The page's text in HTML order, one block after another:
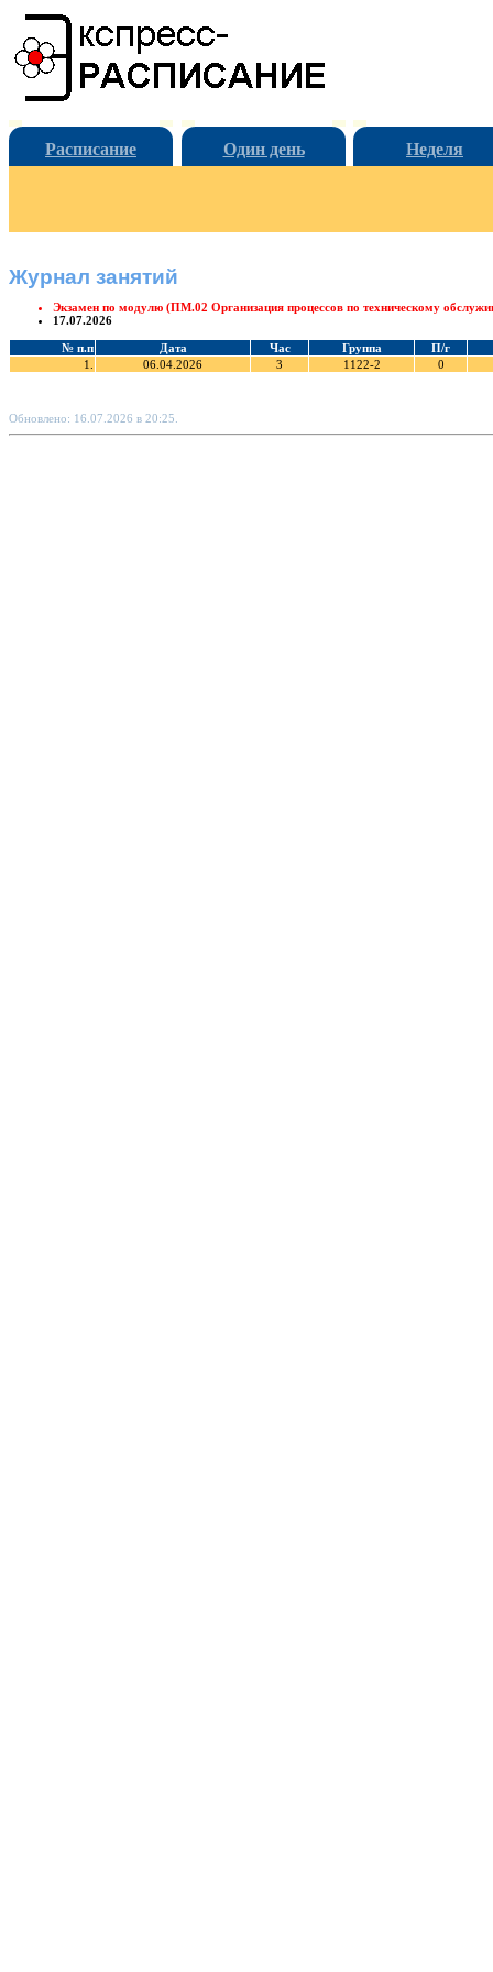
Расписание Один день Неделя
Журнал занятий
Экзамен по модулю (ПМ.02 Организация процессов по техническому
17.07.2026
№ п.п Дата Час Группа
П/г
1.
06.04.2026 3 1122-2 0
Обновлено: 16.07.2026 в 20:25.